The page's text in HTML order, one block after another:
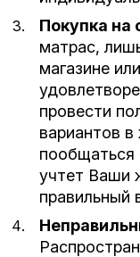
Покупка на
матрас,
магазине
провести
вариантов
пообщаться
учтет Ваши
правильный